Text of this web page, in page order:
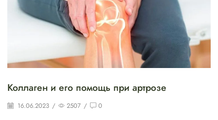
Коллаген и его помощь при артрозе
16.06.2023 / 2507 / 0